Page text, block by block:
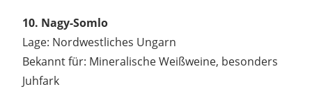
10. Nagy-Somlo
Lage: Nordwestliches Ungarn
Bekannt für: Mineralische Weißweine, besonders
Juhfark